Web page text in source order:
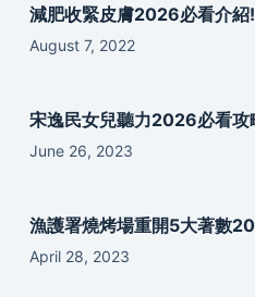
減肥收緊皮膚2026必看介紹!
August 7, 2022
宋逸民女兒聽力2026必看
June 26, 2023
漁護署燒烤場重開5大著數
April 28, 2023